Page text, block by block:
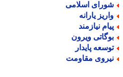
اسلامی
یارانه
نیازمند
ویرون
پایدار
مقاومت